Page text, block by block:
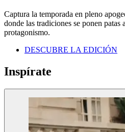
Captura la temporada en pleno
donde las tradiciones se ponen
protagonismo.
DESCUBRE LA EDICIÓN
Inspírate